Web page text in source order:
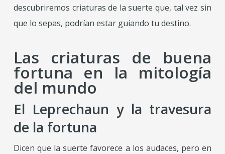
descubriremos criaturas de la suerte que, tal vez sin
que lo sepas, podrían estar guiando tu destino.
Las criaturas de buena
fortuna en la mitología
del mundo
El Leprechaun y la travesura
de la fortuna
Dicen que la suerte favorece a los audaces, pero en